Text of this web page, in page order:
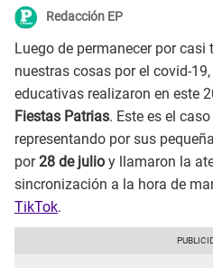
Redacción EP
Luego de permanecer por
nuestras cosas por el covid-
educativas realizaron en este
Fiestas Patrias. Este es el
representando por sus
por28 de julio y llamaron la
sincronización a la hora de
TikTok.